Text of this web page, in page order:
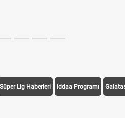
Süper Lig Haberleri iddaa Programı